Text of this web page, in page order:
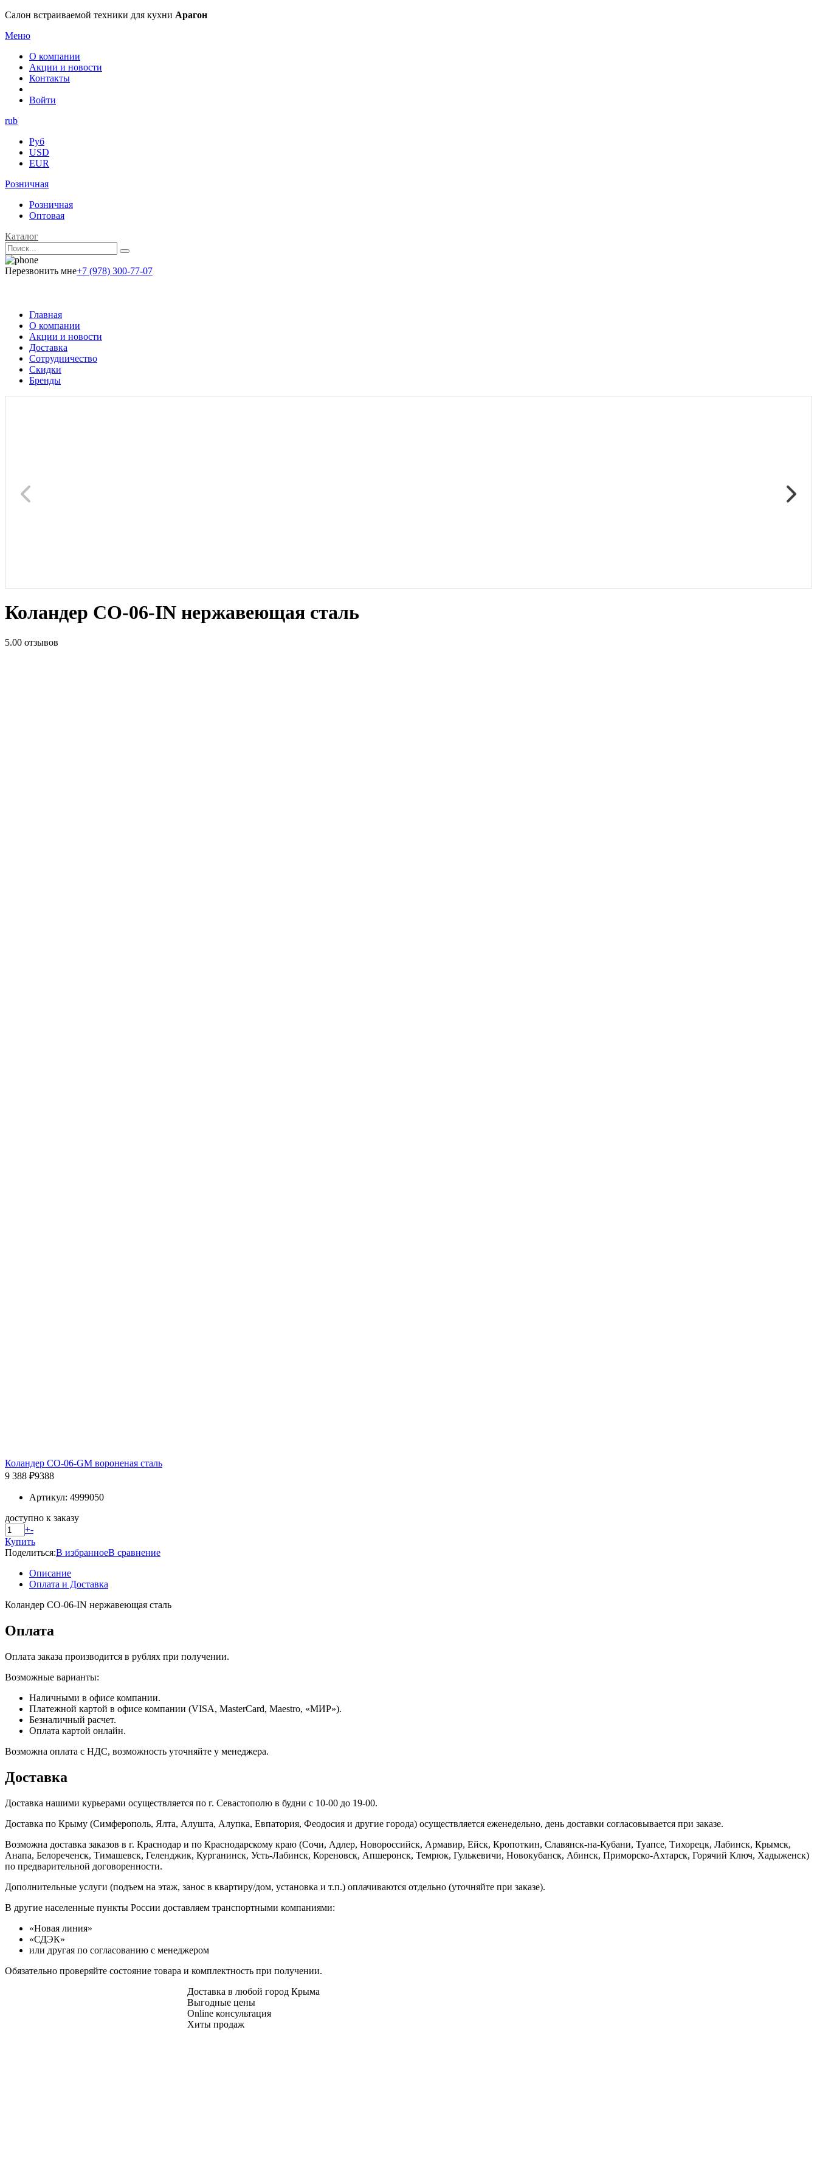
Салон встраиваемой техники для кухни Арагон
Меню
О компании
Акции и новости
Контакты
Войти
rub
Руб
USD
EUR
Розничная
Розничная
Оптовая
Каталог
Перезвонить мне+7 (978) 300-77-07
Главная
О компании
Акции и новости
Доставка
Сотрудничество
Скидки
Бренды
Коландер CO-06-IN нержавеющая сталь
5.00 отзывов
Коландер CO-06-GM вороненая сталь
9 388 ₽9388
Артикул: 4999050
доступно к заказу
+-
Купить
Поделиться:В избранноеВ сравнение
Описание
Оплата и Доставка
Коландер CO-06-IN нержавеющая сталь
Оплата
Оплата заказа производится в рублях при получении.
Возможные варианты:
Наличными в офисе компании.
Платежной картой в офисе компании (VISA, MasterCard, Maestro, «МИР»).
Безналичный расчет.
Оплата картой онлайн.
Возможна оплата с НДС, возможность уточняйте у менеджера.
Доставка
Доставка нашими курьерами осуществляется по г. Севастополю в будни с 10-00 до 19-00.
Доставка по Крыму (Симферополь, Ялта, Алушта, Алупка, Евпатория, Феодосия и другие города) осуществляется еженедельно, день доставки согласовывается при заказе.
Возможна доставка заказов в г. Краснодар и по Краснодарскому краю (Сочи, Адлер, Новороссийск, Армавир, Ейск, Кропоткин, Славянск-на-Кубани, Туапсе, Тихорецк, Лабинск, Крымск,
Анапа, Белореченск, Тимашевск, Геленджик, Курганинск, Усть-Лабинск, Кореновск, Апшеронск, Темрюк, Гулькевичи, Новокубанск, Абинск, Приморско-Ахтарск, Горячий Ключ, Хадыженск)
по предварительной договоренности.
Дополнительные услуги (подъем на этаж, занос в квартиру/дом, установка и т.п.) оплачиваются отдельно (уточняйте при заказе).
В другие населенные пункты России доставляем транспортными компаниями:
«Новая линия»
«СДЭК»
или другая по согласованию с менеджером
Обязательно проверяйте состояние товара и комплектность при получении.
Доставка в любой город Крыма
Выгодные цены
Online консультация
Хиты продаж